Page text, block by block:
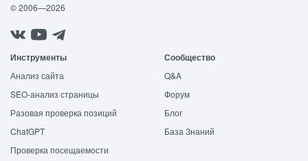
© 2006—2026
Инструменты
Анализ сайта
SEO-анализ страницы
Разовая проверка позиций
ChatGPT
Проверка посещаемости
Сообщество
Q&A
Форум
Блог
База Знаний